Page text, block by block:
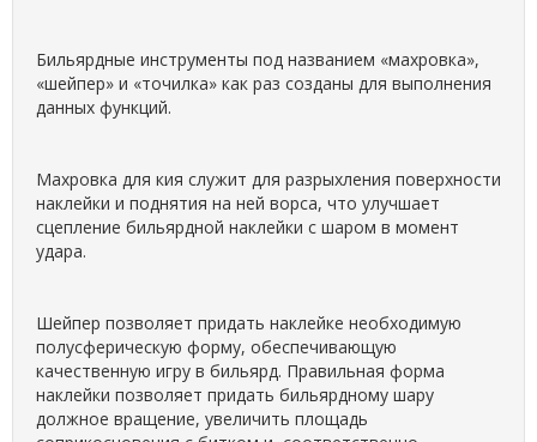
Бильярдные инструменты под названием «махровка»,
«шейпер» и «точилка» как раз созданы для выполнения
данных функций.
Махровка для кия служит для разрыхления поверхности
наклейки и поднятия на ней ворса, что улучшает
сцепление бильярдной наклейки с шаром в момент
удара.
Шейпер позволяет придать наклейке необходимую
полусферическую форму, обеспечивающую
качественную игру в бильярд. Правильная форма
наклейки позволяет придать бильярдному шару
должное вращение, увеличить площадь